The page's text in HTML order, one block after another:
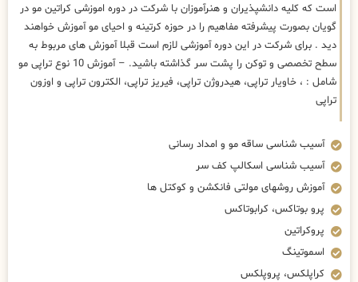
است که کلیه دانشپذیران و هنرآموزان با شرکت در دوره اموزشی کراتین مو در
گویان بصورت پیشرفته مفاهیم را در حوزه کرتینه و احیای مو آموزش خواهند
دید . برای شرکت در این دوره آموزشی لازم است قبلا آموزش های مربوط به
سطح تخصصی و توکن را پشت سر گذاشته باشید. – آموزش 10 نوع تراپی مو
شامل : ، خاویار تراپی، هیدروژن تراپی، فیریز تراپی، الکترون تراپی و اوزون
تراپی
آسیب شناسی ساقه مو و امداد رسانی
آسیب شناسی اسکالپ کف سر
آموزش روشهای مولتی فانکشن و کوکتل ها
پرو بوتاکس، کرابوتاکس
پروکراتین
اسموتینگ
کراپلکس، پروپلکس